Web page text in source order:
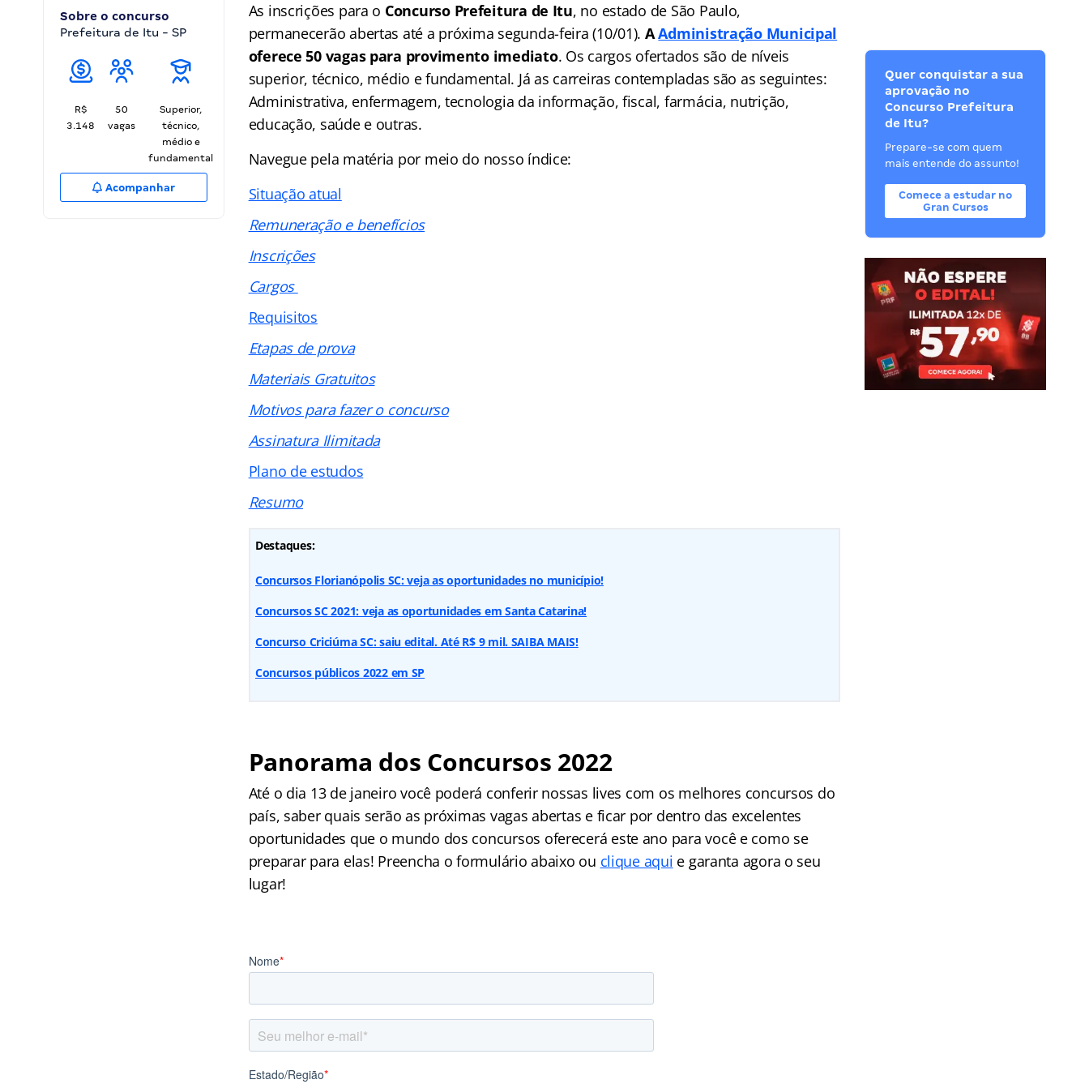
Sobre o concurso
Prefeitura de Itu - SP
R$
3.148
50
vagas
Superior,
técnico,
médio e
fundamental
Acompanhar
As inscrições para o Concurso Prefeitura de Itu, no estado de São Paulo,
permanecerão abertas até a próxima segunda-feira (10/01). AAdministração Municipal
oferece 50 vagas para provimento imediato. Os cargos ofertados são de níveis
superior, técnico, médio e fundamental. Já as carreiras contempladas são as seguintes:
Administrativa, enfermagem, tecnologia da informação, fiscal, farmácia, nutrição,
educação, saúde e outras.
Navegue pela matéria por meio do nosso índice:
Situação atual
Remuneração e benefícios
Inscrições
Cargos
Requisitos
Etapas de prova
Materiais Gratuitos
Motivos para fazer o concurso
Assinatura Ilimitada
Plano de estudos
Resumo
Destaques:
Concursos Florianópolis SC: veja as oportunidades no município!
Concursos SC 2021: veja as oportunidades em Santa Catarina!
Concurso Criciúma SC: saiu edital. Até R$ 9 mil. SAIBA MAIS!
Concursos públicos 2022 em SP
Panorama dos Concursos 2022
Até o dia 13 de janeiro você poderá conferir nossas lives com os melhores concursos do
país, saber quais serão as próximas vagas abertas e ficar por dentro das excelentes
oportunidades que o mundo dos concursos oferecerá este ano para você e como se
preparar para elas! Preencha o formulário abaixo ou clique aqui e garanta agora o seu
lugar!
Quer conquistar a sua
aprovação no
Concurso Prefeitura
de Itu?
Prepare-se com quem
mais entende do assunto!
Comece a estudar no
Gran Cursos